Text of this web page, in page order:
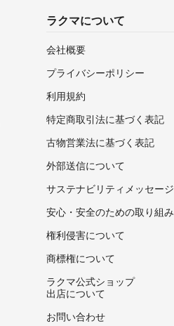
ラクマについて
会社概要
プライバシーポリシー
利用規約
特定商取引法に基づく表記
古物営業法に基づく表記
外部送信について
サステナビリティメッセージ
安心・安全のための取り組み
権利侵害について
商標権について
ラクマ公式ショップ
出店について
お問い合わせ